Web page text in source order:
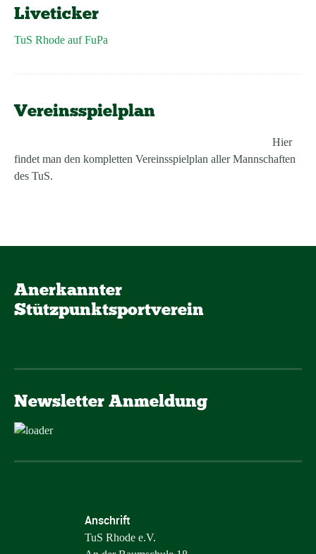
Liveticker
TuS Rhode auf FuPa
Vereinsspielplan
Hier
findet man den kompletten Vereinsspielplan aller Mannschaften
des TuS.
Anerkannter
Stützpunktsportverein
Newsletter Anmeldung
Anschrift
TuS Rhode e.V.